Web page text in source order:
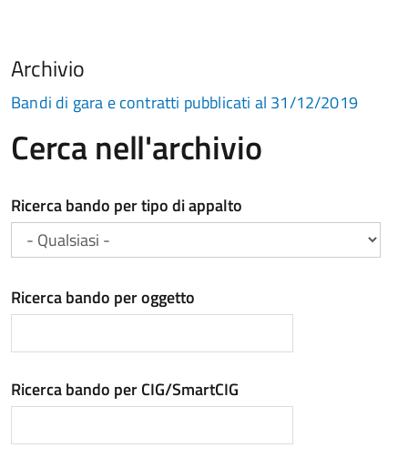
Archivio
Bandi di gara e contratti pubblicati al 31/12/2019
Cerca nell'archivio
Ricerca bando per tipo di appalto
Ricerca bando per oggetto
Ricerca bando per CIG/SmartCIG